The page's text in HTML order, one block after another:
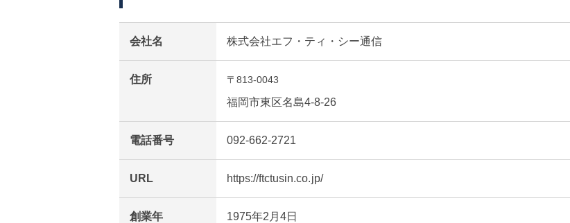
会社名 株式会社エフ・ティ・シー通信
住所 〒813-0043
福岡市東区名島4-8-26
電話番号 092-662-2721
URL https://ftctusin.co.jp/
創業年 1975年2月4日